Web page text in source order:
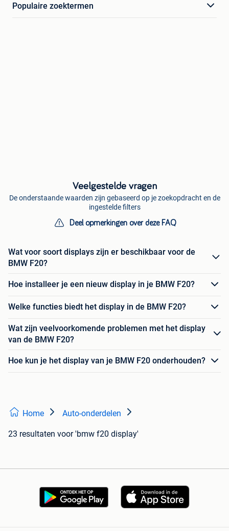
Populaire zoektermen
Veelgestelde vragen
De onderstaande waarden zijn gebaseerd op je zoekopdracht en de
ingestelde filters
Deel opmerkingen over deze FAQ
Wat voor soort displays zijn er beschikbaar voor de
BMW F20?
Hoe installeer je een nieuw display in je BMW F20?
Welke functies biedt het display in de BMW F20?
Wat zijn veelvoorkomende problemen met het display
van de BMW F20?
Hoe kun je het display van je BMW F20 onderhouden?
Home Auto-onderdelen
23 resultaten voor 'bmw f20 display'